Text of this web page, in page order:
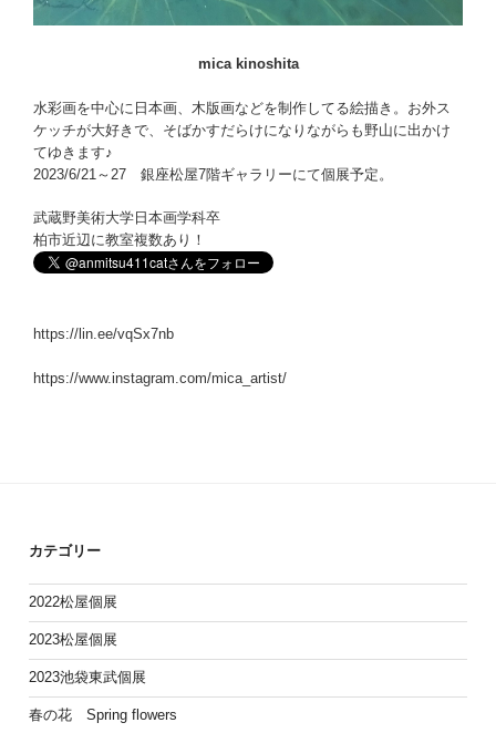
mica kinoshita
水彩画を中心に日本画、木版画などを制作してる絵描き。お外ス
ケッチが大好きで、そばかすだらけになりながらも野山に出かけ
てゆきます♪
2023/6/21～27 銀座松屋7階ギャラリーにて個展予定。
武蔵野美術大学日本画学科卒
柏市近辺に教室複数あり！
https://lin.ee/vqSx7nb
https://www.instagram.com/mica_artist/
カテゴリー
2022松屋個展
2023松屋個展
2023池袋東武個展
春の花 Spring flowers